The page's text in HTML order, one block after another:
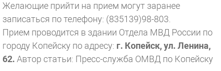
Желающие прийти на прием могут заранее
записаться по телефону: (835139)98-803.
Прием проводится в здании Отдела МВД России по
городу Копейску по адресу: г. Копейск, ул. Ленина,
62. Автор статьи: Пресс-служба ОМВД по Копейску